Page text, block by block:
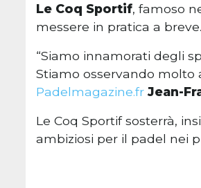
Le Coq Sportif, famoso
messere in pratica a breve.
“Siamo innamorati degli
Stiamo osservando molto
Padelmagazine.fr Jean-
Le Coq Sportif sosterrà,
ambiziosi per il padel nei